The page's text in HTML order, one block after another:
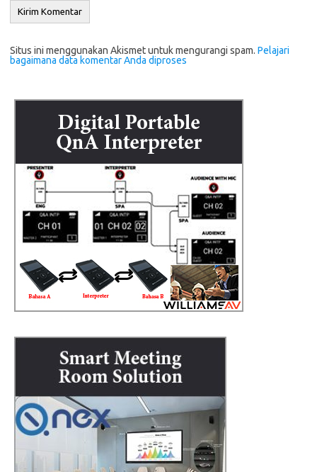
Situs ini menggunakan Akismet untuk mengurangi spam. Pelajari
bagaimana data komentar Anda diproses